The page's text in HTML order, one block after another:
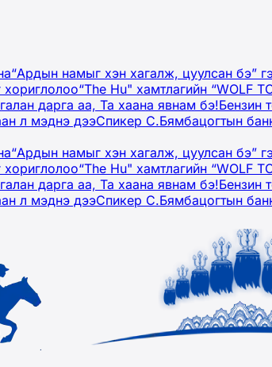
“Ардын намыг хэн хагалж, цуулсан бэ”
“The Hu" хамтлагийн “WOLF
дарга аа, Та хаана явнам бэ!Бензин
л мэднэ дээСпикер С.Бямбацогтын
“Ардын намыг хэн хагалж, цуулсан бэ”
“The Hu" хамтлагийн “WOLF
дарга аа, Та хаана явнам бэ!Бензин
л мэднэ дээСпикер С.Бямбацогтын